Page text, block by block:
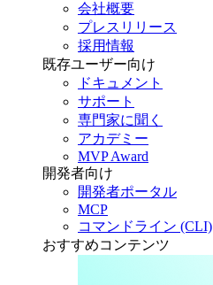
会社概要
プレスリリース
採用情報
既存ユーザー向け
ドキュメント
サポート
専門家に聞く
アカデミー
MVP Award
開発者向け
開発者ポータル
MCP
コマンドライン (CLI)
おすすめコンテンツ